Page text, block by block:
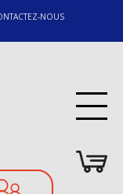
NOUS